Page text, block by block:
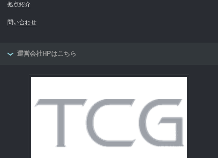
拠点紹介
問い合わせ
運営会社HPはこちら